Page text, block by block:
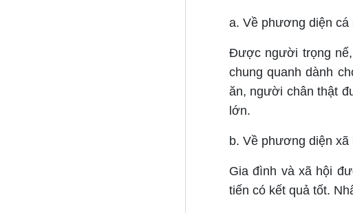
a. Về phương diện cá
Được người trọng
chung quanh dành
ăn, người chân thật
lớn.
b. Về phương diện xã
Gia đình và xã hội
tiến có kết quả tốt.